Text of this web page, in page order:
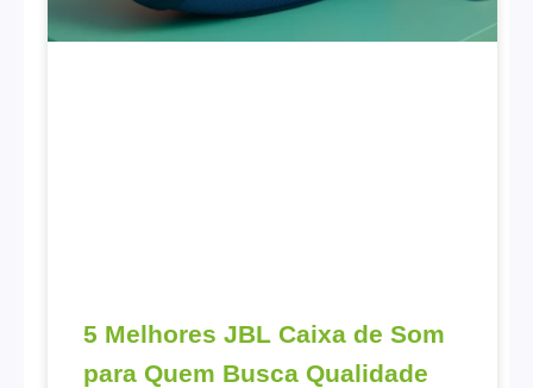
5 Melhores JBL Caixa de Som
para Quem Busca Qualidade